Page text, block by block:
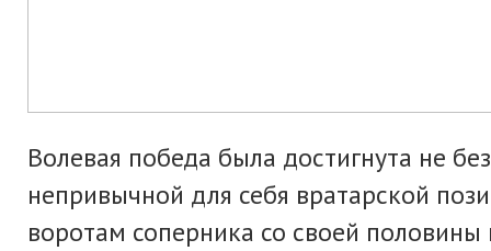
Волевая победа была достигнута не
непривычной для себя вратарской
воротам соперника со своей